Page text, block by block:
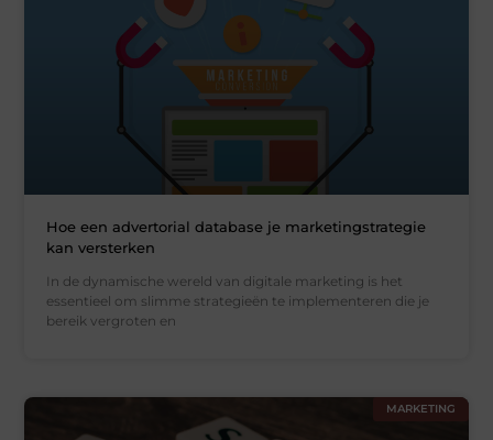
Hoe een advertorial database je marketingstrategie
kan versterken
In de dynamische wereld van digitale marketing is het
essentieel om slimme strategieën te implementeren die je
bereik vergroten en
MARKETING